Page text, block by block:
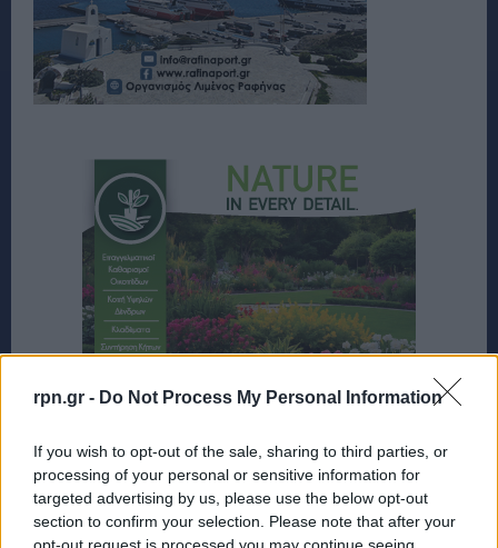
rpn.gr - Do Not Process My Personal Information
If you wish to opt-out of the sale, sharing to third parties, or
processing of your personal or sensitive information for
targeted advertising by us, please use the below opt-out
section to confirm your selection. Please note that after your
opt-out request is processed you may continue seeing